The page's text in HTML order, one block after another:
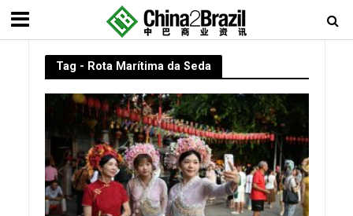
Tag - Rota Marítima da Seda